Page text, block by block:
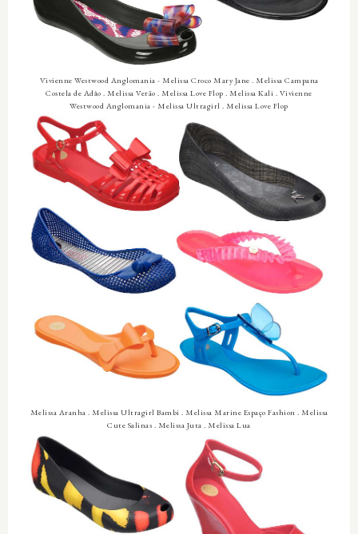
Vivienne Westwood Anglomania - Melissa Croco Mary Jane . Melissa Campana
Costela de Adâo . Melissa Verão . Melissa Love Flop . Melissa Kali . Vivienne
Westwood Anglomania - Melissa Ultragirl . Melissa Love Flop
Melissa Aranha . Melissa Ultragirl Bambi . Melissa Marine Espaço Fashion . Melissa
Cute Salinas . Melissa Juta . Melissa Lua